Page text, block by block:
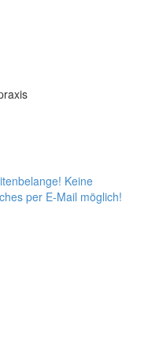
Keine
per E-Mail möglich!